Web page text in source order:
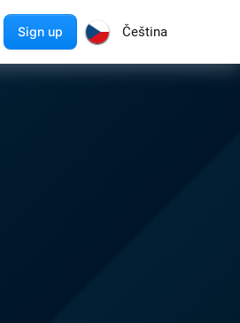
Sign up Čeština